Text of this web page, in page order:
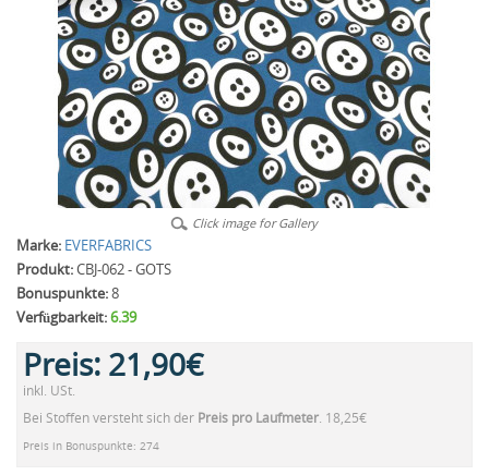
Click image for Gallery
Marke: EVERFABRICS
Produkt:CBJ-062 - GOTS
Bonuspunkte:8
Verfügbarkeit:6.39
Preis: 21,90€
inkl. USt.
Bei Stoffen versteht sich der Preis pro Laufmeter. 18,25€
Preis in Bonuspunkte: 274